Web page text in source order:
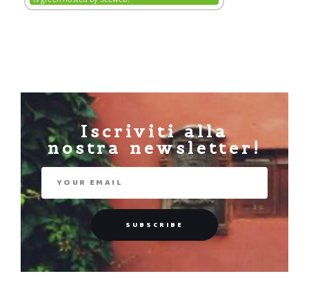
Iscriviti alla
nostra newsletter!